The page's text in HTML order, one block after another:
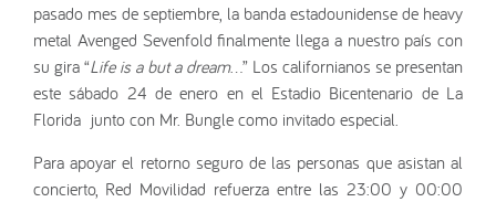
pasado mes de septiembre, la banda estadounidense de heavy
metal Avenged Sevenfold finalmente llega a nuestro país con
su gira “Life is a but a dream…” Los californianos se presentan
este sábado 24 de enero en el Estadio Bicentenario de La
Florida junto con Mr. Bungle como invitado especial.
Para apoyar el retorno seguro de las personas que asistan al
concierto, Red Movilidad refuerza entre las 23:00 y 00:00